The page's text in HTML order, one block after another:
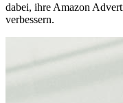
dabei, ihre Amazon
verbessern.